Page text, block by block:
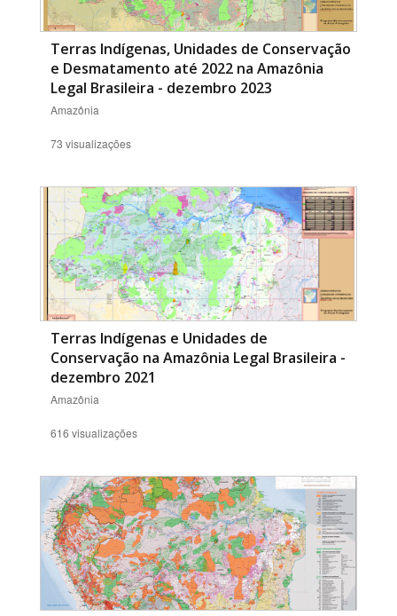
Terras Indígenas, Unidades de Conservação
e Desmatamento até 2022 na Amazônia
Legal Brasileira - dezembro 2023
Amazônia
73 visualizações
Terras Indígenas e Unidades de
Conservação na Amazônia Legal Brasileira -
dezembro 2021
Amazônia
616 visualizações